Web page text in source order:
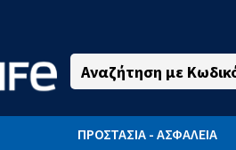
ΠΡΟΣΤΑΣΙΑ - ΑΣΦΑΛΕΙΑ